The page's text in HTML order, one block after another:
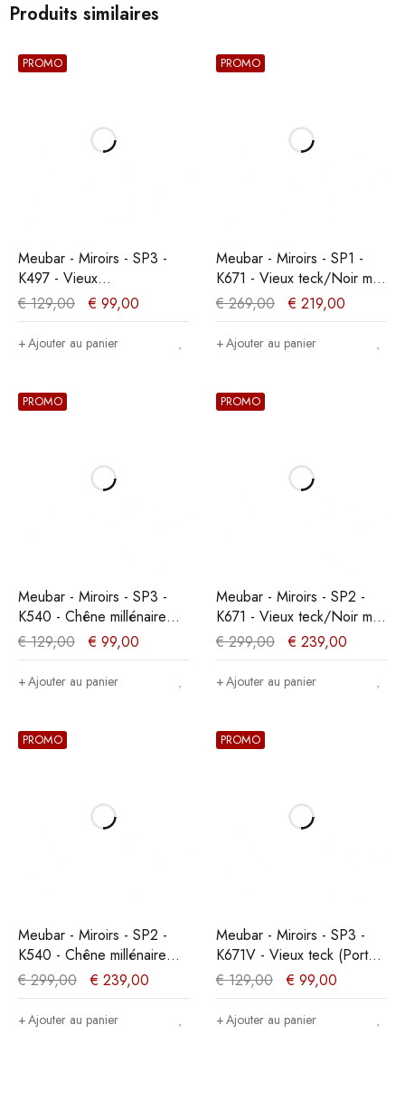
Produits similaires
PROMO
Meubar - Miroirs - SP3 -
K497 - Vieux
chêne/imitation acier -
600x60x20cm
€129,00 € 99,00
Ajouter au panier
PROMO
Meubar - Miroirs - SP1 -
K671 - Vieux teck/Noir mat
- 160x91x20cm
€269,00 € 219,00
Ajouter au panier
PROMO
Meubar - Miroirs - SP3 -
K540 - Chêne millénaire
clair - 600x60x20cm
€129,00 € 99,00
Ajouter au panier
PROMO
Meubar - Miroirs - SP2 -
K671 - Vieux teck/Noir mat
- 209x91x20cm
€299,00 € 239,00
Ajouter au panier
PROMO
Meubar - Miroirs - SP2 -
K540 - Chêne millénaire
clair - 209x91x20cm
€299,00 € 239,00
Ajouter au panier
PROMO
Meubar - Miroirs - SP3 -
K671V - Vieux teck (Portes
en arête de poisson)/Noir
Mat - 600x60x20cm
€129,00 € 99,00
Ajouter au panier